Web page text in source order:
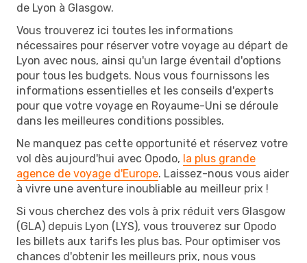
de Lyon à Glasgow.
Vous trouverez ici toutes les informations
nécessaires pour réserver votre voyage au départ de
Lyon avec nous, ainsi qu'un large éventail d'options
pour tous les budgets. Nous vous fournissons les
informations essentielles et les conseils d'experts
pour que votre voyage en Royaume-Uni se déroule
dans les meilleures conditions possibles.
Ne manquez pas cette opportunité et réservez votre
vol dès aujourd'hui avec Opodo, la plus grande
agence de voyage d'Europe. Laissez-nous vous aider
à vivre une aventure inoubliable au meilleur prix !
Si vous cherchez des vols à prix réduit vers Glasgow
(GLA) depuis Lyon (LYS), vous trouverez sur Opodo
les billets aux tarifs les plus bas. Pour optimiser vos
chances d'obtenir les meilleurs prix, nous vous